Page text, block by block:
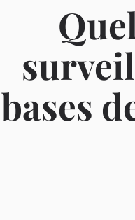
bases